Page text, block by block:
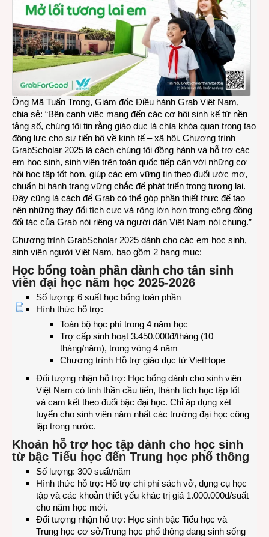
Ông Mã Tuấn Trọng, Giám đốc Điều hành Grab Việt Nam,
chia sẻ: “Bên cạnh việc mang đến các cơ hội sinh kế từ nền
tảng số, chúng tôi tin rằng giáo dục là chìa khóa quan trọng tạo
động lực cho sự tiến bộ về kinh tế – xã hội. Chương trình
GrabScholar 2025 là cách chúng tôi đồng hành và hỗ trợ các
em học sinh, sinh viên trên toàn quốc tiếp cận với những cơ
hội học tập tốt hơn, giúp các em vững tin theo đuổi ước mơ,
chuẩn bị hành trang vững chắc để phát triển trong tương lai.
Đây cũng là cách để Grab có thể góp phần thiết thực để tạo
nên những thay đổi tích cực và rộng lớn hơn trong cộng đồng
đối tác của Grab nói riêng và người dân Việt Nam nói chung.”
Chương trình GrabScholar 2025 dành cho các em học sinh,
sinh viên người Việt Nam, bao gồm 2 hạng mục:
Học bổng toàn phần dành cho tân sinh
viên đại học năm học 2025-2026
Số lượng: 6 suất học bổng toàn phần
Hình thức hỗ trợ:
Toàn bộ học phí trong 4 năm học
Trợ cấp sinh hoạt 3.450.000đ/tháng (10
tháng/năm), trong vòng 4 năm
Chương trình Hỗ trợ giáo dục từ VietHope
Đối tượng nhận hỗ trợ: Học bổng dành cho sinh viên
Việt Nam có tinh thần cầu tiến, thành tích học tập tốt
và cam kết theo đuổi bậc đại học. Chỉ áp dụng xét
tuyển cho sinh viên năm nhất các trường đại học công
lập trong nước.
Khoản hỗ trợ học tập dành cho học sinh
từ bậc Tiểu học đến Trung học phổ thông
Số lượng: 300 suất/năm
Hình thức hỗ trợ: Hỗ trợ chi phí sách vở, dụng cụ học
tập và các khoản thiết yếu khác trị giá 1.000.000đ/suất
cho năm học mới.
Đối tượng nhận hỗ trợ: Học sinh bậc Tiểu học và
Trung học cơ sở/Trung học phổ thông đang sinh sống